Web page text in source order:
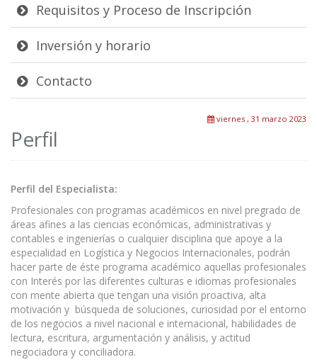
Requisitos y Proceso de Inscripción
Inversión y horario
Contacto
viernes , 31 marzo 2023
Perfil
Perfil del Especialista:
Profesionales con programas académicos en nivel pregrado de
áreas afines a las ciencias económicas, administrativas y
contables e ingenierías o cualquier disciplina que apoye a la
especialidad en Logística y Negocios Internacionales, podrán
hacer parte de éste programa académico aquellas profesionales
con Interés por las diferentes culturas e idiomas profesionales
con mente abierta que tengan una visión proactiva, alta
motivación y búsqueda de soluciones, curiosidad por el entorno
de los negocios a nivel nacional e internacional, habilidades de
lectura, escritura, argumentación y análisis, y actitud
negociadora y conciliadora.